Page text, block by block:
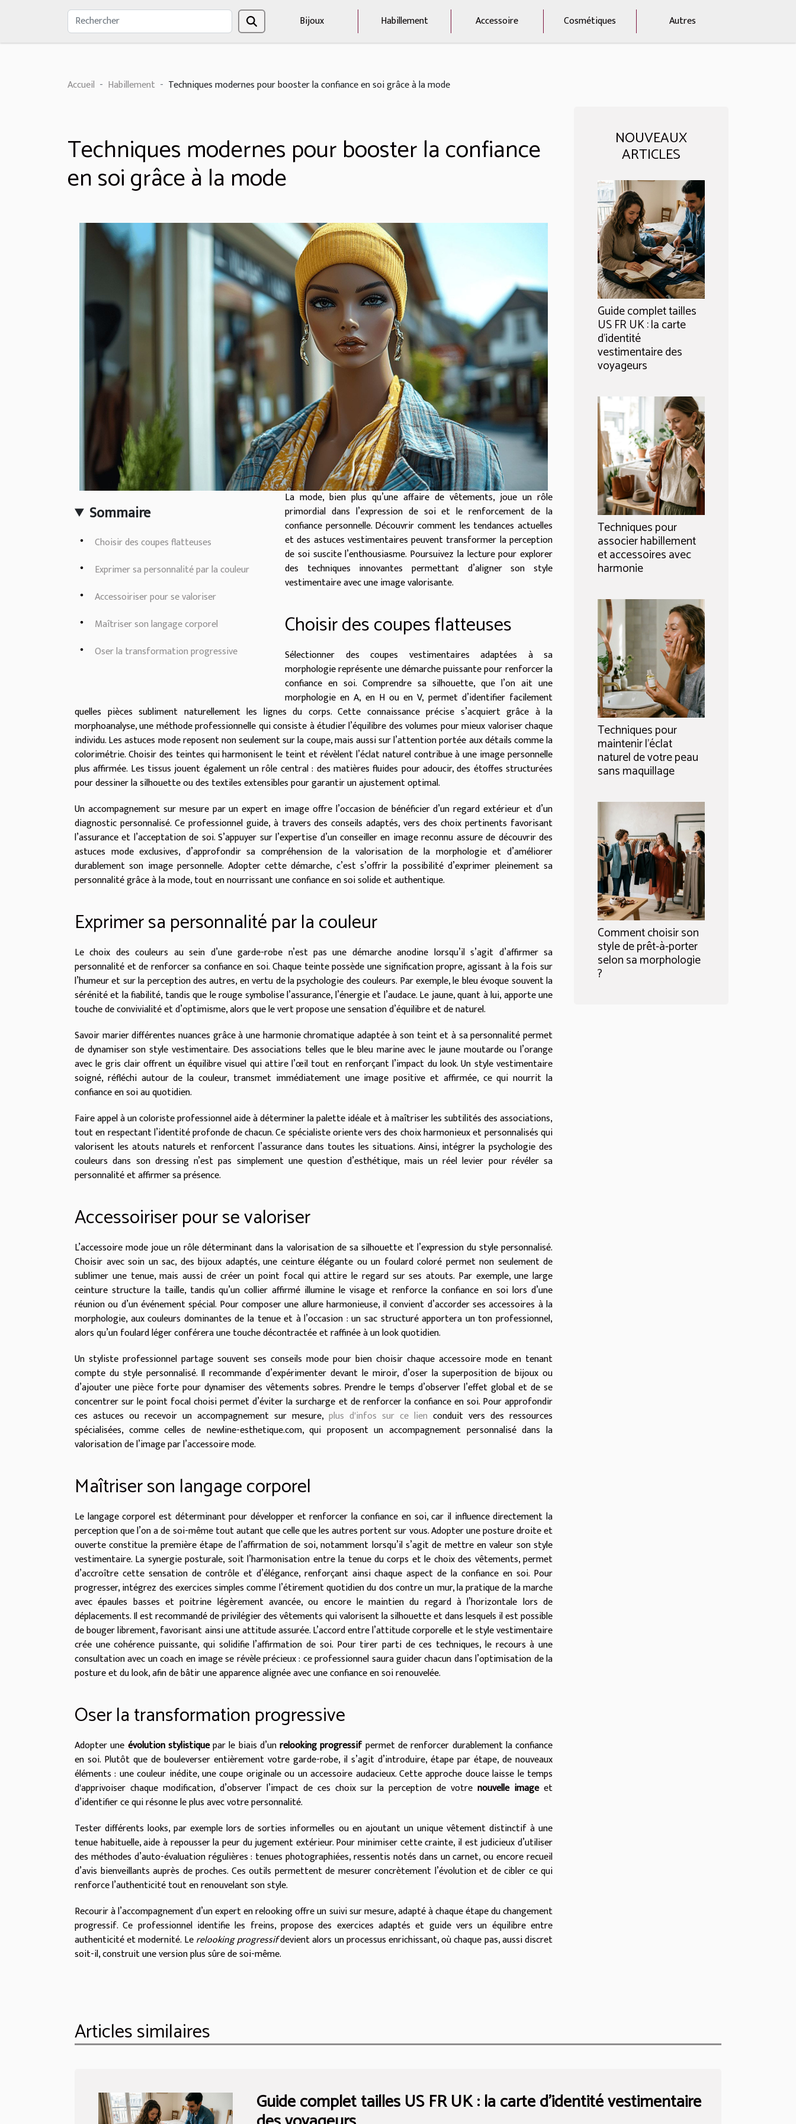
Bijoux Habillement Accessoire Cosmétiques Autres
Accueil Habillement Techniques modernes pour booster la confiance en soi grâce à la mode
Techniques modernes pour booster la confiance
en soi grâce à la mode
Sommaire
Choisir des coupes flatteuses
Exprimer sa personnalité par la couleur
Accessoiriser pour se valoriser
Maîtriser son langage corporel
Oser la transformation progressive
La mode, bien plus qu’une affaire de vêtements, joue un rôle
primordial dans l’expression de soi et le renforcement de la
confiance personnelle. Découvrir comment les tendances actuelles
et des astuces vestimentaires peuvent transformer la perception
de soi suscite l’enthousiasme. Poursuivez la lecture pour explorer
des techniques innovantes permettant d’aligner son style
vestimentaire avec une image valorisante.
Choisir des coupes flatteuses
Sélectionner des coupes vestimentaires adaptées à sa
morphologie représente une démarche puissante pour renforcer la
confiance en soi. Comprendre sa silhouette, que l’on ait une
morphologie en A, en H ou en V, permet d’identifier facilement
quelles pièces subliment naturellement les lignes du corps. Cette connaissance précise s’acquiert grâce à la
morphoanalyse, une méthode professionnelle qui consiste à étudier l’équilibre des volumes pour mieux valoriser chaque
individu. Les astuces mode reposent non seulement sur la coupe, mais aussi sur l’attention portée aux détails comme la
colorimétrie. Choisir des teintes qui harmonisent le teint et révèlent l’éclat naturel contribue à une image personnelle
plus affirmée. Les tissus jouent également un rôle central : des matières fluides pour adoucir, des étoffes structurées
pour dessiner la silhouette ou des textiles extensibles pour garantir un ajustement optimal.
Un accompagnement sur mesure par un expert en image offre l’occasion de bénéficier d’un regard extérieur et d’un
diagnostic personnalisé. Ce professionnel guide, à travers des conseils adaptés, vers des choix pertinents favorisant
l’assurance et l’acceptation de soi. S’appuyer sur l’expertise d’un conseiller en image reconnu assure de découvrir des
astuces mode exclusives, d’approfondir sa compréhension de la valorisation de la morphologie et d’améliorer
durablement son image personnelle. Adopter cette démarche, c’est s’offrir la possibilité d’exprimer pleinement sa
personnalité grâce à la mode, tout en nourrissant une confiance en soi solide et authentique.
Exprimer sa personnalité par la couleur
Le choix des couleurs au sein d’une garde-robe n’est pas une démarche anodine lorsqu’il s’agit d’affirmer sa
personnalité et de renforcer sa confiance en soi. Chaque teinte possède une signification propre, agissant à la fois sur
l’humeur et sur la perception des autres, en vertu de la psychologie des couleurs. Par exemple, le bleu évoque souvent la
sérénité et la fiabilité, tandis que le rouge symbolise l’assurance, l’énergie et l’audace. Le jaune, quant à lui, apporte une
touche de convivialité et d’optimisme, alors que le vert propose une sensation d’équilibre et de naturel.
Savoir marier différentes nuances grâce à une harmonie chromatique adaptée à son teint et à sa personnalité permet
de dynamiser son style vestimentaire. Des associations telles que le bleu marine avec le jaune moutarde ou l’orange
avec le gris clair offrent un équilibre visuel qui attire l’œil tout en renforçant l’impact du look. Un style vestimentaire
soigné, réfléchi autour de la couleur, transmet immédiatement une image positive et affirmée, ce qui nourrit la
confiance en soi au quotidien.
Faire appel à un coloriste professionnel aide à déterminer la palette idéale et à maîtriser les subtilités des associations,
tout en respectant l’identité profonde de chacun. Ce spécialiste oriente vers des choix harmonieux et personnalisés qui
valorisent les atouts naturels et renforcent l’assurance dans toutes les situations. Ainsi, intégrer la psychologie des
couleurs dans son dressing n’est pas simplement une question d’esthétique, mais un réel levier pour révéler sa
personnalité et affirmer sa présence.
Accessoiriser pour se valoriser
L’accessoire mode joue un rôle déterminant dans la valorisation de sa silhouette et l’expression du style personnalisé.
Choisir avec soin un sac, des bijoux adaptés, une ceinture élégante ou un foulard coloré permet non seulement de
sublimer une tenue, mais aussi de créer un point focal qui attire le regard sur ses atouts. Par exemple, une large
ceinture structure la taille, tandis qu’un collier affirmé illumine le visage et renforce la confiance en soi lors d’une
réunion ou d’un événement spécial. Pour composer une allure harmonieuse, il convient d’accorder ses accessoires à la
morphologie, aux couleurs dominantes de la tenue et à l’occasion : un sac structuré apportera un ton professionnel,
alors qu’un foulard léger conférera une touche décontractée et raffinée à un look quotidien.
Un styliste professionnel partage souvent ses conseils mode pour bien choisir chaque accessoire mode en tenant
compte du style personnalisé. Il recommande d’expérimenter devant le miroir, d’oser la superposition de bijoux ou
d’ajouter une pièce forte pour dynamiser des vêtements sobres. Prendre le temps d’observer l’effet global et de se
concentrer sur le point focal choisi permet d’éviter la surcharge et de renforcer la confiance en soi. Pour approfondir
ces astuces ou recevoir un accompagnement sur mesure, plus d'infos sur ce lien conduit vers des ressources
spécialisées, comme celles de newline-esthetique.com, qui proposent un accompagnement personnalisé dans la
valorisation de l’image par l’accessoire mode.
Maîtriser son langage corporel
Le langage corporel est déterminant pour développer et renforcer la confiance en soi, car il influence directement la
perception que l’on a de soi-même tout autant que celle que les autres portent sur vous. Adopter une posture droite et
ouverte constitue la première étape de l’affirmation de soi, notamment lorsqu’il s’agit de mettre en valeur son style
vestimentaire. La synergie posturale, soit l’harmonisation entre la tenue du corps et le choix des vêtements, permet
d’accroître cette sensation de contrôle et d’élégance, renforçant ainsi chaque aspect de la confiance en soi. Pour
progresser, intégrez des exercices simples comme l’étirement quotidien du dos contre un mur, la pratique de la marche
avec épaules basses et poitrine légèrement avancée, ou encore le maintien du regard à l’horizontale lors de
déplacements. Il est recommandé de privilégier des vêtements qui valorisent la silhouette et dans lesquels il est possible
de bouger librement, favorisant ainsi une attitude assurée. L’accord entre l’attitude corporelle et le style vestimentaire
crée une cohérence puissante, qui solidifie l’affirmation de soi. Pour tirer parti de ces techniques, le recours à une
consultation avec un coach en image se révèle précieux : ce professionnel saura guider chacun dans l’optimisation de la
posture et du look, afin de bâtir une apparence alignée avec une confiance en soi renouvelée.
Oser la transformation progressive
Adopter une évolution stylistiquepar le biais d’unrelooking progressifpermet de renforcer durablement la confiance
en soi. Plutôt que de bouleverser entièrement votre garde-robe, il s’agit d’introduire, étape par étape, de nouveaux
éléments : une couleur inédite, une coupe originale ou un accessoire audacieux. Cette approche douce laisse le temps
d'apprivoiser chaque modification, d’observer l’impact de ces choix sur la perception de votrenouvelle imageet
d’identifier ce qui résonne le plus avec votre personnalité.
Tester différents looks, par exemple lors de sorties informelles ou en ajoutant un unique vêtement distinctif à une
tenue habituelle, aide à repousser la peur du jugement extérieur. Pour minimiser cette crainte, il est judicieux d’utiliser
des méthodes d’auto-évaluation régulières : tenues photographiées, ressentis notés dans un carnet, ou encore recueil
d’avis bienveillants auprès de proches. Ces outils permettent de mesurer concrètement l’évolution et de cibler ce qui
renforce l’authenticité tout en renouvelant son style.
Recourir à l’accompagnement d’un expert en relooking offre un suivi sur mesure, adapté à chaque étape du changement
progressif. Ce professionnel identifie les freins, propose des exercices adaptés et guide vers un équilibre entre
authenticité et modernité. Lerelooking progressifdevient alors un processus enrichissant, où chaque pas, aussi discret
soit-il, construit une version plus sûre de soi-même.
NOUVEAUX
ARTICLES
Guide complet tailles
US FR UK : la carte
d’identité
vestimentaire des
voyageurs
Techniques pour
associer habillement
et accessoires avec
harmonie
Techniques pour
maintenir l'éclat
naturel de votre peau
sans maquillage
Comment choisir son
style de prêt-à-porter
selon sa morphologie
?
Articles similaires
Guide complet tailles US FR UK : la carte d’identité vestimentaire